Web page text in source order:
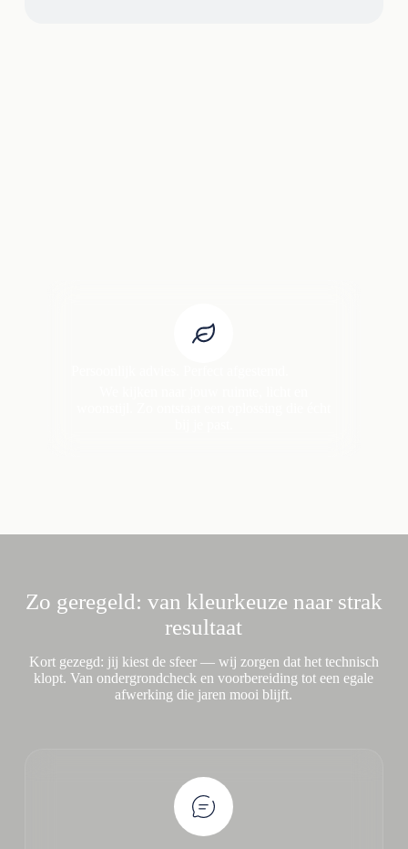
Zo geregeld: van kleurkeuze naar strak
resultaat
Kort gezegd: jij kiest de sfeer — wij zorgen dat het technisch
klopt. Van ondergrondcheck en voorbereiding tot een egale
afwerking die jaren mooi blijft.